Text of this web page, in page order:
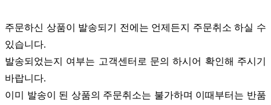
주문하신 상품이 발송되기 전에는 언제든지 주문취소 하실 수
있습니다.
발송되었는지 여부는 고객센터로 문의 하시어 확인해 주시기
바랍니다.
이미 발송이 된 상품의 주문취소는 불가하며 이때부터는 반품